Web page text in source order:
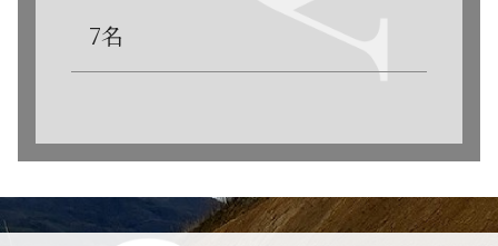
7名